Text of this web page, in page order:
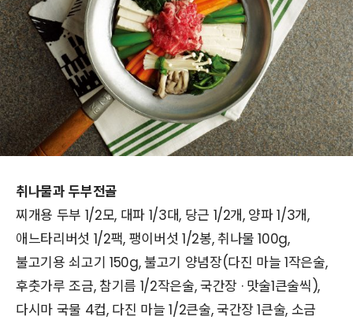
취나물과 두부전골
찌개용 두부 1/2모, 대파 1/3대, 당근 1/2개, 양파 1/3개,
애느타리버섯 1/2팩, 팽이버섯 1/2봉, 취나물 100g,
불고기용 쇠고기 150g, 불고기 양념장(다진 마늘 1작은술,
후춧가루 조금, 참기름 1/2작은술, 국간장 · 맛술1큰술씩),
다시마 국물 4컵, 다진 마늘 1/2큰술, 국간장 1큰술, 소금